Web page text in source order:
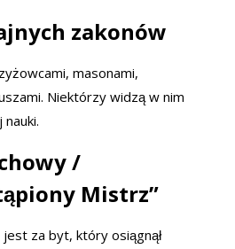
zakonów
masonami,
Niektórzy widzą w nim
/
Mistrz”
za byt, który osiągnął